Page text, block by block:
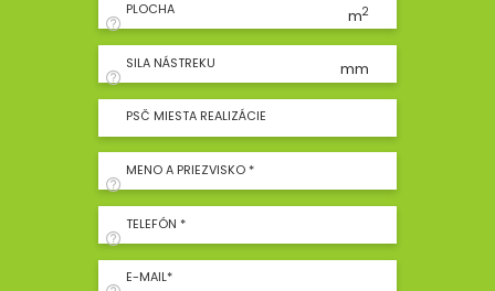
PLOCHA m2
SILA NÁSTREKU mm
PSČ MIESTA REALIZÁCIE
MENO A PRIEZVISKO *
TELEFÓN *
E-MAIL*